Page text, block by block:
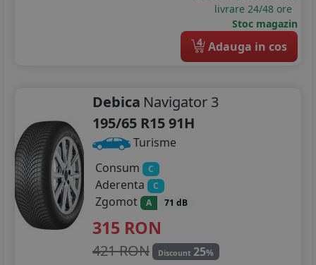
livrare 24/48 ore
Stoc magazin
4 Adauga in cos
Debica Navigator 3
195/65 R15 91H
Turisme
Consum
C
Aderenta C
Zgomot A 71 dB
315 RON
421 RON Discount 25%